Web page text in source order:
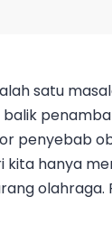
satu
balik
penyebab
kita hanya
olahraga.